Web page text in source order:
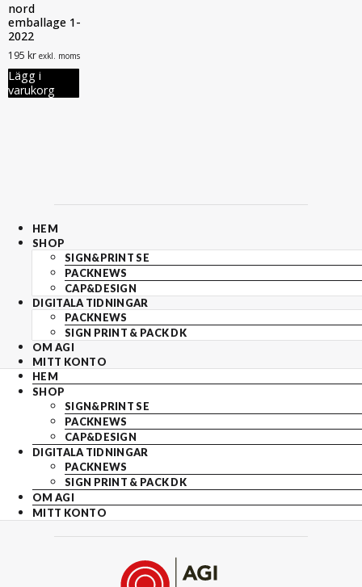
nord
emballage 1-
2022
195 kr exkl. moms
Lägg i
varukorg
HEM
SHOP
SIGN&PRINT SE
PACKNEWS
CAP&DESIGN
DIGITALA TIDNINGAR
PACKNEWS
SIGN PRINT & PACK DK
OM AGI
MITT KONTO
HEM
SHOP
SIGN&PRINT SE
PACKNEWS
CAP&DESIGN
DIGITALA TIDNINGAR
PACKNEWS
SIGN PRINT & PACK DK
OM AGI
MITT KONTO